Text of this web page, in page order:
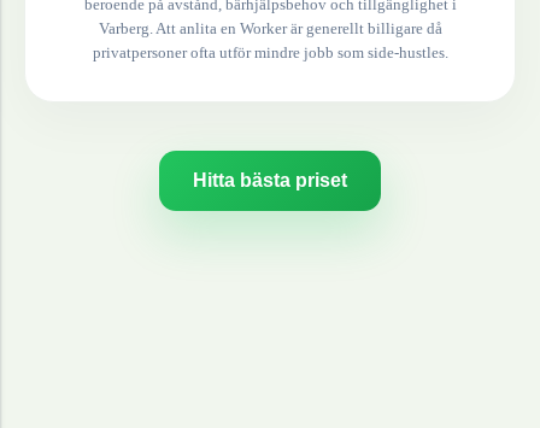
beroende på avstånd, bärhjälpsbehov och tillgänglighet i
Varberg . Att anlita en Worker är generellt billigare då
privatpersoner ofta utför mindre jobb som side-hustles.
Hitta bästa priset